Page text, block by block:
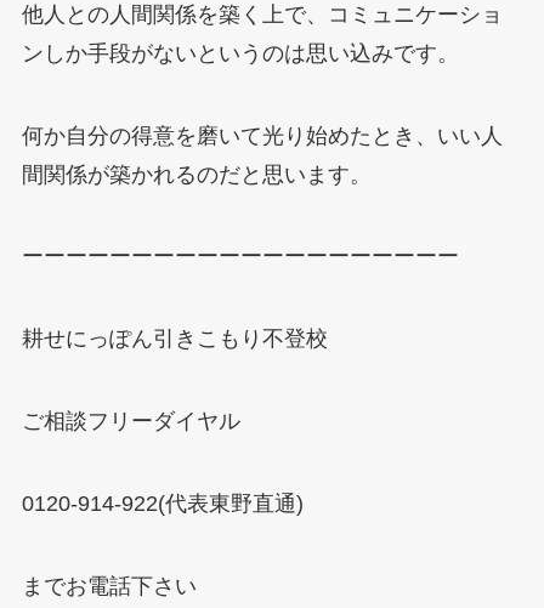
他人との人間関係を築く上で、コミュニケーショ
ンしか手段がないというのは思い込みです。
何か自分の得意を磨いて光り始めたとき、いい人
間関係が築かれるのだと思います。
ーーーーーーーーーーーーーーーーーーーー
耕せにっぽん引きこもり不登校
ご相談フリーダイヤル
0120-914-922(代表東野直通)
までお電話下さい